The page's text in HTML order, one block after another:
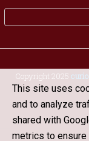
Copyright 2025
This site uses
and to analyze
shared with
metrics to